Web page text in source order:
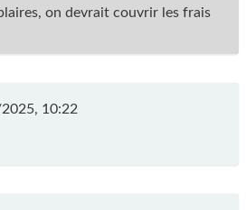
on devrait couvrir les frais
10:22